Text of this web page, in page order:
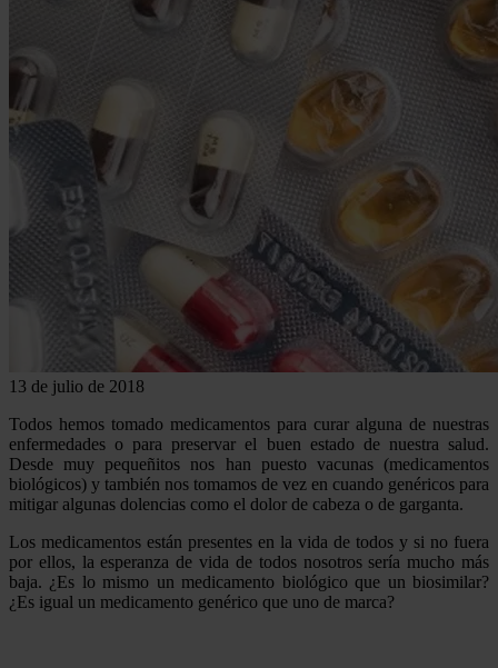
13 de julio de 2018
Todos hemos tomado medicamentos para curar alguna de nuestras
enfermedades o para preservar el buen estado de nuestra salud.
Desde muy pequeñitos nos han puesto vacunas (medicamentos
biológicos) y también nos tomamos de vez en cuando genéricos para
mitigar algunas dolencias como el dolor de cabeza o de garganta.
Los medicamentos están presentes en la vida de todos y si no fuera
por ellos, la esperanza de vida de todos nosotros sería mucho más
baja. ¿Es lo mismo un medicamento biológico que un biosimilar?
¿Es igual un medicamento genérico que uno de marca?